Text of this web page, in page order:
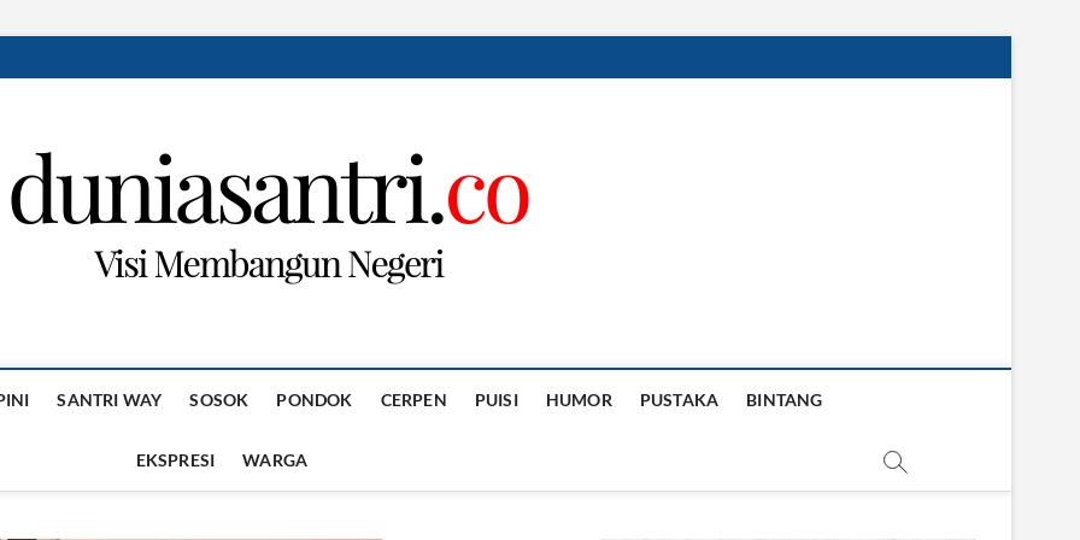
SANTRI WAY SOSOK PONDOK CERPEN PUISI HUMOR PUSTAKA BINTANG
EKSPRESI WARGA